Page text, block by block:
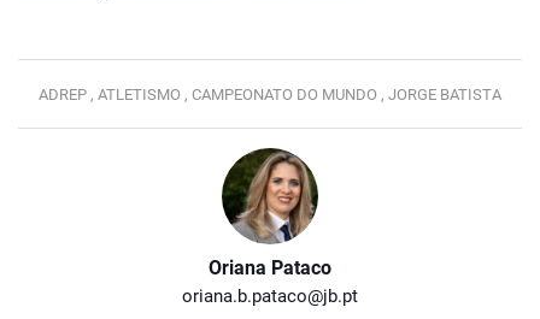
Oriana Pataco
oriana.b.pataco@jb.pt
ADREP , ATLETISMO , CAMPEONATO DO MUNDO , JORGE BATISTA